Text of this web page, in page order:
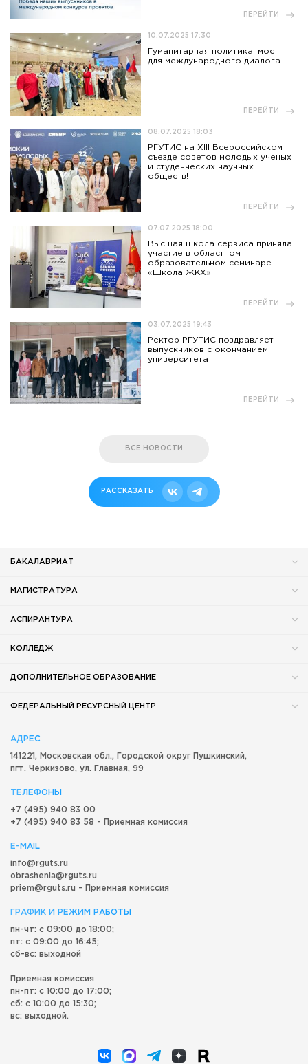
ПЕРЕЙТИ
10.07.2025 17:30
Гуманитарная политика: мост
для международного диалога
ПЕРЕЙТИ
08.07.2025 18:03
РГУТИС на XIII Всероссийском
съезде советов молодых ученых
и студенческих научных
обществ!
ПЕРЕЙТИ
07.07.2025 18:00
Высшая школа сервиса приняла
участие в областном
образовательном семинаре
«Школа ЖКХ»
ПЕРЕЙТИ
03.07.2025 19:43
Ректор РГУТИС поздравляет
выпускников с окончанием
университета
ПЕРЕЙТИ
ВСЕ НОВОСТИ
РАССКАЗАТЬ
БАКАЛАВРИАТ
МАГИСТРАТУРА
АСПИРАНТУРА
КОЛЛЕДЖ
ДОПОЛНИТЕЛЬНОЕ ОБРАЗОВАНИЕ
ФЕДЕРАЛЬНЫЙ РЕСУРСНЫЙ ЦЕНТР
АДРЕС
141221, Московская обл., Городской округ Пушкинский,
пгт. Черкизово, ул. Главная, 99
ТЕЛЕФОНЫ
+7 (495) 940 83 00
+7 (495) 940 83 58 - Приемная комиссия
E-MAIL
info@rguts.ru
obrashenia@rguts.ru
priem@rguts.ru - Приемная комиссия
ГРАФИК И РЕЖИМ РАБОТЫ
пн-чт: с 09:00 до 18:00;
пт: с 09:00 до 16:45;
сб-вс: выходной
Приемная комиссия
пн-пт: с 10:00 до 17:00;
сб: с 10:00 до 15:30;
вс: выходной.